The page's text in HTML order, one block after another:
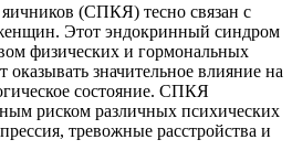
(СПКЯ) тесно связан с
Этот эндокринный синдром
физических и гормональных
значительное влияние на
состояние. СПКЯ
риском различных психических
тревожные расстройства и